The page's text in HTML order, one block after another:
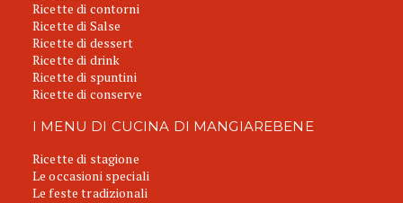
Ricette di contorni
Ricette di Salse
Ricette di dessert
Ricette di drink
Ricette di spuntini
Ricette di conserve
I MENU DI CUCINA DI MANGIAREBENE
Ricette di stagione
Le occasioni speciali
Le feste tradizionali